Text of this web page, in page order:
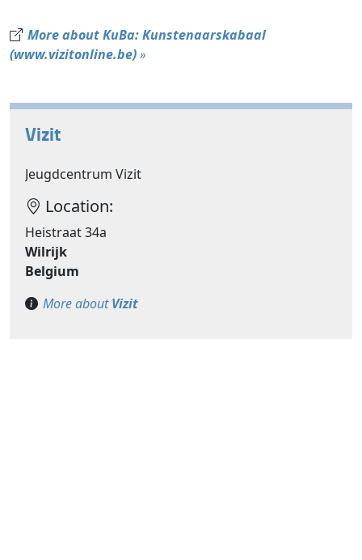
More about KuBa: Kunstenaarskabaal
(www.vizitonline.be)»
Vizit
Jeugdcentrum Vizit
Location:
Heistraat 34a
Wilrijk
Belgium
More aboutVizit